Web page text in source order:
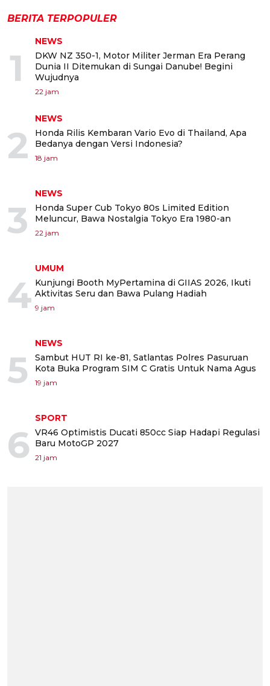
BERITA TERPOPULER
1
NEWS
DKW NZ 350-1, Motor Militer Jerman Era Perang
Dunia II Ditemukan di Sungai Danube! Begini
Wujudnya
22 jam
2
NEWS
Honda Rilis Kembaran Vario Evo di Thailand, Apa
Bedanya dengan Versi Indonesia?
18 jam
3
NEWS
Honda Super Cub Tokyo 80s Limited Edition
Meluncur, Bawa Nostalgia Tokyo Era 1980-an
22 jam
4
UMUM
Kunjungi Booth MyPertamina di GIIAS 2026, Ikuti
Aktivitas Seru dan Bawa Pulang Hadiah
9 jam
5
NEWS
Sambut HUT RI ke-81, Satlantas Polres Pasuruan
Kota Buka Program SIM C Gratis Untuk Nama Agus
19 jam
6
SPORT
VR46 Optimistis Ducati 850cc Siap Hadapi Regulasi
Baru MotoGP 2027
21 jam